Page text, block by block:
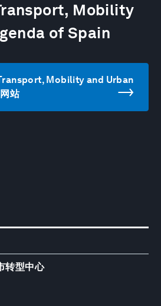
Mobility
of Spain
Mobility and Urban
站
转型中心